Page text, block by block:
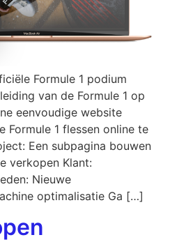
Formule 1 podium
van de Formule 1 op
eenvoudige website
1 flessen online te
Een subpagina bouwen
verkopen Klant:
Nieuwe
optimalisatie Ga […]